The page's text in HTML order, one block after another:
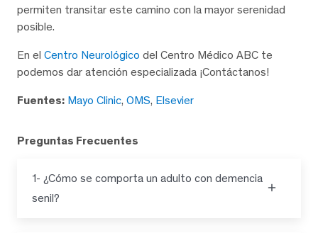
permiten transitar este camino con la mayor serenidad
posible.
En el Centro Neurológico del Centro Médico ABC te
podemos dar atención especializada ¡Contáctanos!
Fuentes: Mayo Clinic, OMS, Elsevier
Preguntas Frecuentes
1- ¿Cómo se comporta un adulto con demencia
senil?